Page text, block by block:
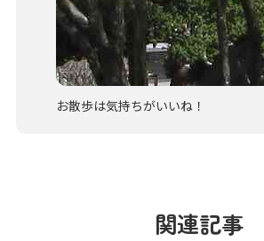
お散歩は気持ちがいいね！
関連記事